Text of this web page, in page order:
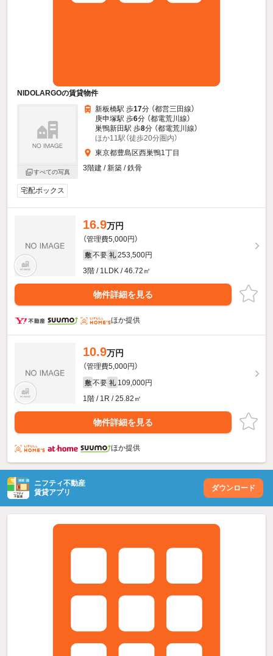
NIDOLARGOの賃貸物件
すべての写真
新板橋駅 歩17分 （都営三田線）
庚申塚駅 歩6分 （都電荒川線）
巣鴨新田駅 歩8分 （都電荒川線）
ほか11駅（徒歩20分圏内）
東京都豊島区西巣鴨1丁目
3階建 / 新築 / 鉄骨
宅配ボックス
16.9万円
（管理費5,000円）
敷 不要 礼 253,500円
3階 / 1LDK / 46.72㎡
物件詳細を見る
ほか提供
10.9万円
（管理費5,000円）
敷 不要 礼 109,000円
1階 / 1R / 25.82㎡
物件詳細を見る
ほか提供
ニフティ不動産
賃貸アプリ
ダウンロード